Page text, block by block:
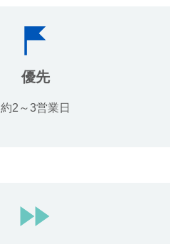
優先
約2～3営業日